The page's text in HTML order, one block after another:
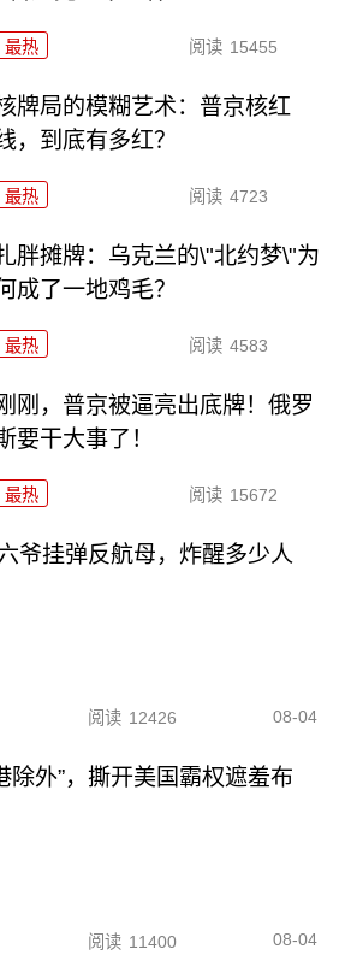
最热 阅读 15455
牌局的模糊艺术：普京核红
，到底有多红？
最热 阅读 4723
胖摊牌：乌克兰的\"北约梦\"为
成了一地鸡毛？
最热 阅读 4583
刚，普京被逼亮出底牌！俄罗
要干大事了！
最热 阅读 15672
爷挂弹反航母，炸醒多少人
阅读 12426 08-04
除外”，撕开美国霸权遮羞布
阅读 11400 08-04